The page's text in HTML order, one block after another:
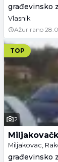
Vlasnik
Ažurirano
TOP
2
Miljakovac,
građevinsko